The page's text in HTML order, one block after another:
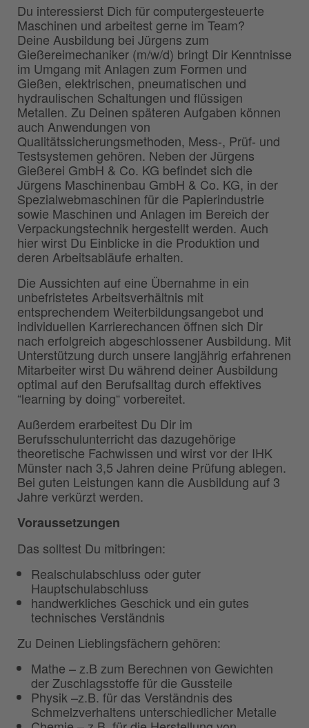
Du interessierst Dich für computergesteuerte
Maschinen und arbeitest gerne im Team?
Deine Ausbildung bei Jürgens zum
Gießereimechaniker (m/w/d) bringt Dir Kenntnisse
im Umgang mit Anlagen zum Formen und
Gießen, elektrischen, pneumatischen und
hydraulischen Schaltungen und flüssigen
Metallen. Zu Deinen späteren Aufgaben können
auch Anwendungen von
Qualitätssicherungsmethoden, Mess-, Prüf- und
Testsystemen gehören. Neben der Jürgens
Gießerei GmbH & Co. KG befindet sich die
Jürgens Maschinenbau GmbH & Co. KG, in der
Spezialwebmaschinen für die Papierindustrie
sowie Maschinen und Anlagen im Bereich der
Verpackungstechnik hergestellt werden. Auch
hier wirst Du Einblicke in die Produktion und
deren Arbeitsabläufe erhalten.
Die Aussichten auf eine Übernahme in ein
unbefristetes Arbeitsverhältnis mit
entsprechendem Weiterbildungsangebot und
individuellen Karrierechancen öffnen sich Dir
nach erfolgreich abgeschlossener Ausbildung. Mit
Unterstützung durch unsere langjährig erfahrenen
Mitarbeiter wirst Du während deiner Ausbildung
optimal auf den Berufsalltag durch effektives
“learning by doing“ vorbereitet.
Außerdem erarbeitest Du Dir im
Berufsschulunterricht das dazugehörige
theoretische Fachwissen und wirst vor der IHK
Münster nach 3,5 Jahren deine Prüfung ablegen.
Bei guten Leistungen kann die Ausbildung auf 3
Jahre verkürzt werden.
Voraussetzungen
Das solltest Du mitbringen:
Realschulabschluss oder guter
Hauptschulabschluss
handwerkliches Geschick und ein gutes
technisches Verständnis
Zu Deinen Lieblingsfächern gehören:
Mathe – z.B zum Berechnen von Gewichten
der Zuschlagsstoffe für die Gussteile
Physik –z.B. für das Verständnis des
Schmelzverhaltens unterschiedlicher Metalle